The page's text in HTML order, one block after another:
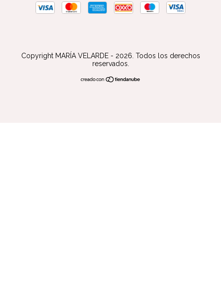
Copyright MARÍA VELARDE - 2026. Todos los derechos
reservados.